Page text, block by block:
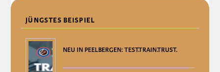
JÜNGSTES BEISPIEL
NEU IN PEELBERGEN: TEST.TRAIN.TRUST.